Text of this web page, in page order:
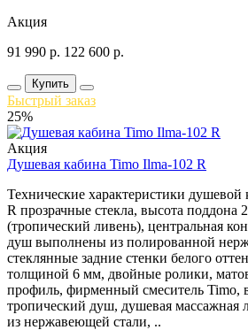
Акция
91 990 р. 122 600 р.
Купить
Быстрый заказ
25%
Акция
Душевая кабина Timo Ilma-102 R
Технические характеристики
R прозрачные стекла, высота
(тропический ливень), центральная
душ выполнены из полированной
стеклянные задние стенки белого
толщиной 6 мм, двойные ролики,
профиль, фирменный смеситель Timo,
тропический душ, душевая массажная
из нержавеющей стали, ..